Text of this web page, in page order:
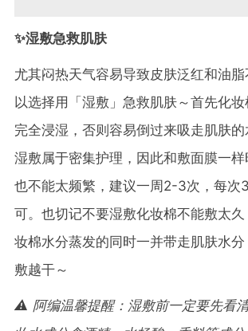
✨湿敷急救肌肤
尤其闷热天气容易导致皮肤泛红和油
以选择用「湿敷」急救肌肤～首先化
完全浸湿，否则容易倒过来吸走肌肤
湿敷属于密集护理，因此和敷面膜一样
也不能太频繁，建议一周2-3次，每次
可。也切记不要湿敷化妆棉不能敷太
妆棉水分蒸发的同时一并带走肌肤水
敷越干～
⚠️ 阿编温馨提醒：湿敷前一定要先看